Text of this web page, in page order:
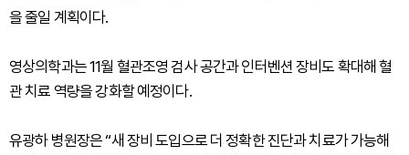
을 줄일 계획이다.
영상의학과는 11월 혈관조영 검사 공간과 인터벤션 장비도 확대해 혈
관 치료 역량을 강화할 예정이다.
유광하 병원장은 “새 장비 도입으로 더 정확한 진단과 치료가 가능해